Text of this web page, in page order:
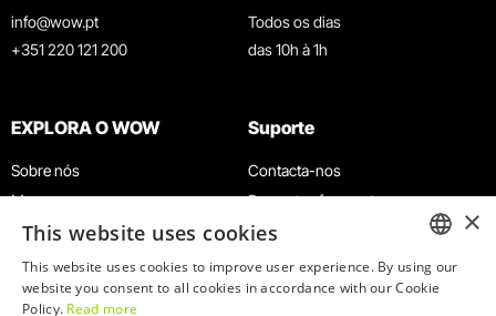
info@wow.pt
+351 220 121 200
Todos os dias
das 10h à 1h
EXPLORA O WOW
Sobre nós
Museus
Agenda
Notícias
Restaurantes
Suporte
Contacta-nos
Perguntas frequentes
Termos e Condições
Política de privacidade e cookies
Trabalha connosco
ENGLISH
×
This website uses cookies
This website uses cookies to improve user experience. By using our
website you consent to all cookies in accordance with our Cookie
Policy. Read more